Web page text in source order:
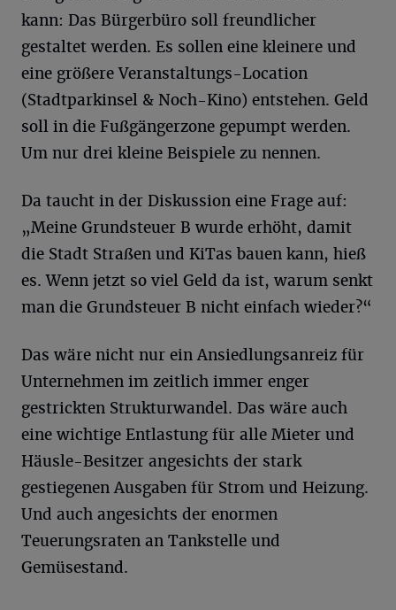
kann: Das Bürgerbüro soll freundlicher
gestaltet werden. Es sollen eine kleinere und
eine größere Veranstaltungs-Location
(Stadtparkinsel & Noch-Kino) entstehen. Geld
soll in die Fußgängerzone gepumpt werden.
Um nur drei kleine Beispiele zu nennen.
Da taucht in der Diskussion eine Frage auf:
„Meine Grundsteuer B wurde erhöht, damit
die Stadt Straßen und KiTas bauen kann, hieß
es. Wenn jetzt so viel Geld da ist, warum senkt
man die Grundsteuer B nicht einfach wieder?“
Das wäre nicht nur ein Ansiedlungsanreiz für
Unternehmen im zeitlich immer enger
gestrickten Strukturwandel. Das wäre auch
eine wichtige Entlastung für alle Mieter und
Häusle-Besitzer angesichts der stark
gestiegenen Ausgaben für Strom und Heizung.
Und auch angesichts der enormen
Teuerungsraten an Tankstelle und
Gemüsestand.